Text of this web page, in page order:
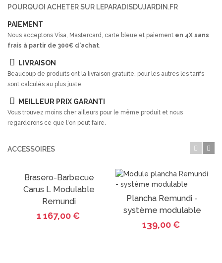
POURQUOI ACHETER SUR LEPARADISDUJARDIN.FR
PAIEMENT
Nous acceptons Visa, Mastercard, carte bleue et paiement en 4X sans
frais à partir de 300€ d'achat.
LIVRAISON
Beaucoup de produits ont la livraison gratuite, pour les autres les tarifs
sont calculés au plus juste.
MEILLEUR PRIX GARANTI
Vous trouvez moins cher ailleurs pour le même produit et nous
regarderons ce que l'on peut faire.
ACCESSOIRES
Brasero-Barbecue
Carus L Modulable
Remundi
1 167,00 €
Plancha Remundi -
système modulable
139,00 €